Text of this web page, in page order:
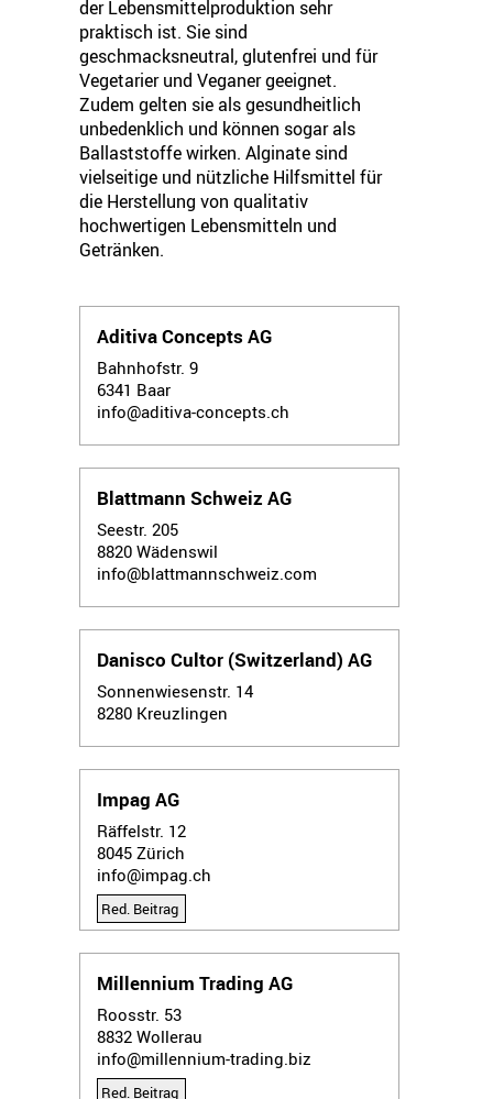
der Lebensmittelproduktion sehr
praktisch ist. Sie sind
geschmacksneutral, glutenfrei und für
Vegetarier und Veganer geeignet.
Zudem gelten sie als gesundheitlich
unbedenklich und können sogar als
Ballaststoffe wirken. Alginate sind
vielseitige und nützliche Hilfsmittel für
die Herstellung von qualitativ
hochwertigen Lebensmitteln und
Getränken.
Aditiva Concepts AG
Bahnhofstr. 9
6341 Baar
info@aditiva-concepts.ch
Blattmann Schweiz AG
Seestr. 205
8820 Wädenswil
info@blattmannschweiz.com
Danisco Cultor (Switzerland) AG
Sonnenwiesenstr. 14
8280 Kreuzlingen
Impag AG
Räffelstr. 12
8045 Zürich
info@impag.ch
Red. Beitrag
Millennium Trading AG
Roosstr. 53
8832 Wollerau
info@millennium-trading.biz
Red. Beitrag